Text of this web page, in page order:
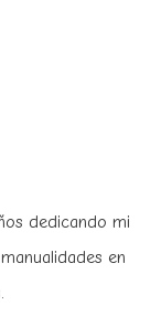
dedicando mi
en